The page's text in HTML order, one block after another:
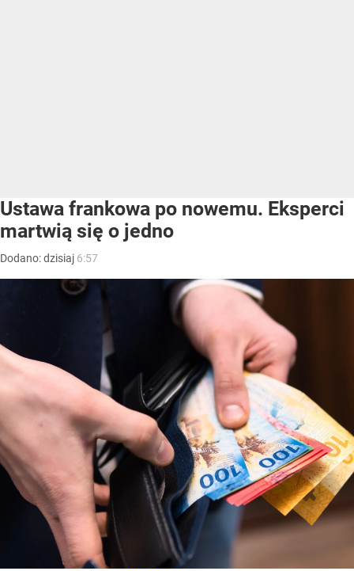
Ustawa frankowa po nowemu. Eksperci
martwią się o jedno
Dodano:dzisiaj 6:57